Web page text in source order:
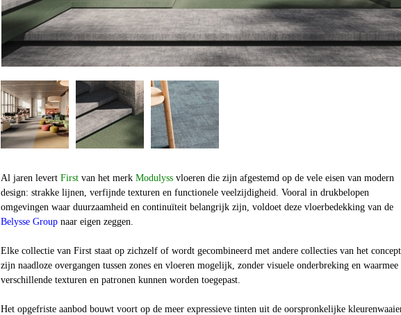
Al jaren levert First van het merk Modulyss vloeren die zijn afgestemd op de vele eisen van modern
design: strakke lijnen, verfijnde texturen en functionele veelzijdigheid. Vooral in drukbelopen
omgevingen waar duurzaamheid en continuïteit belangrijk zijn, voldoet deze vloerbedekking van de
Belysse Group naar eigen zeggen.
Elke collectie van First staat op zichzelf of wordt gecombineerd met andere collecties van het
zijn naadloze overgangen tussen zones en vloeren mogelijk, zonder visuele onderbreking en waarmee
verschillende texturen en patronen kunnen worden toegepast.
Het opgefriste aanbod bouwt voort op de meer expressieve tinten uit de oorspronkelijke